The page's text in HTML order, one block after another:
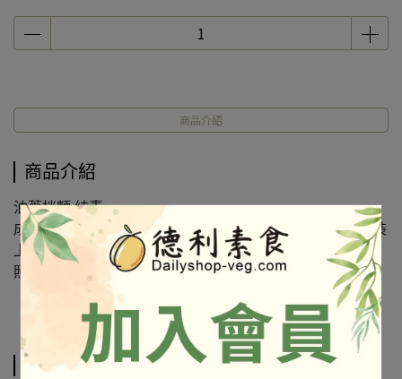
商品介紹
商品介紹
油蔥拌麵 純素
成份及營養標示如圖所示，若與圖片有差異時，以實際包裝
上標示為準
照片出自官網
相關商品